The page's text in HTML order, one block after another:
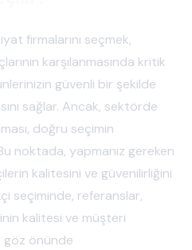
firmalarını seçmek,
karşılanmasında kritik
güvenli bir şekilde
sağlar. Ancak, sektörde
doğru seçimin
noktada, yapmanız gereken
kalitesini ve güvenilirliğini
seçiminde, referanslar,
kalitesi ve müşteri
önünde